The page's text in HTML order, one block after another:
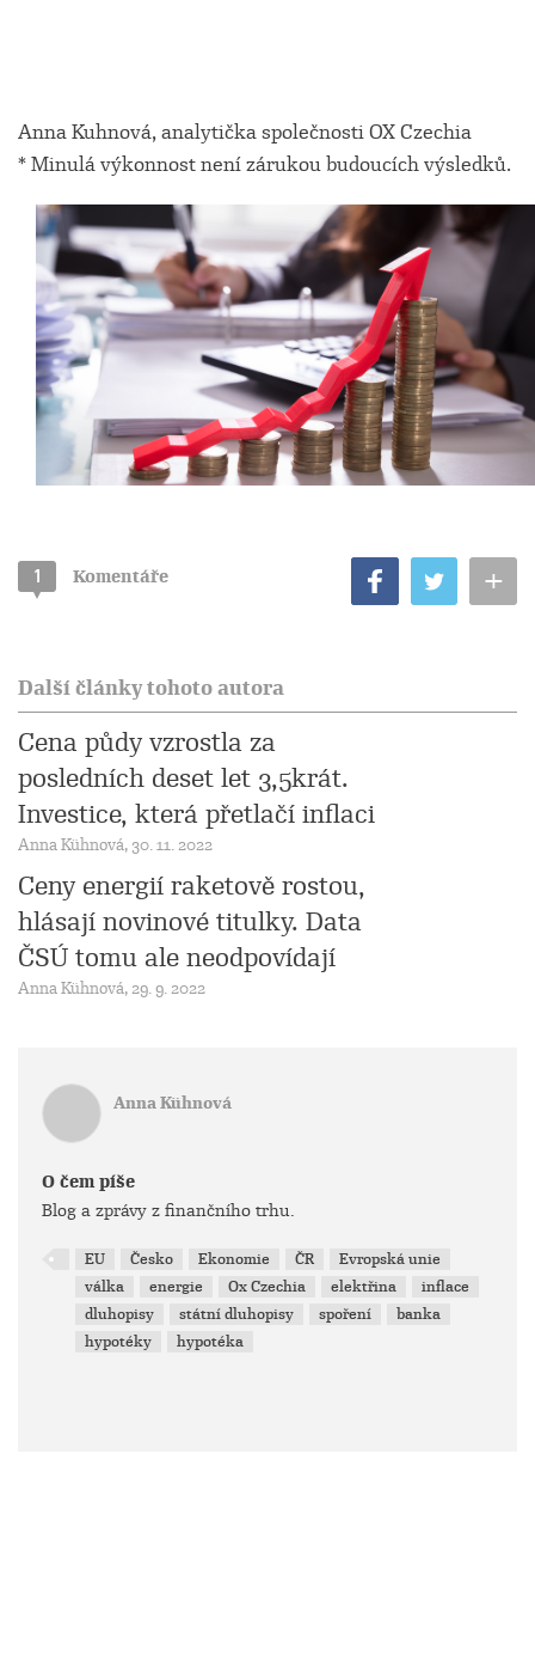
Anna Kuhnová, analytička společnosti OX Czechia
* Minulá výkonnost není zárukou budoucích výsledků.
1 Komentáře +
Další články tohoto autora
Cena půdy vzrostla za
posledních deset let 3,5krát.
Investice, která přetlačí inflaci
Anna Kühnová, 30. 11. 2022
Ceny energií raketově rostou,
hlásají novinové titulky. Data
ČSÚ tomu ale neodpovídají
Anna Kühnová, 29. 9. 2022
Anna Kühnová
O čem píše
Blog a zprávy z finančního trhu.
EU Česko Ekonomie ČR
Evropská unie
válka
energie Ox Czechia elektřina
inflace
dluhopisy
státní dluhopisy spoření
banka
hypotéky
hypotéka